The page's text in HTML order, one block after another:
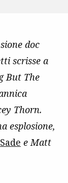
doc
scrisse a
But The
Thorn.
esplosione,
Sade e Matt